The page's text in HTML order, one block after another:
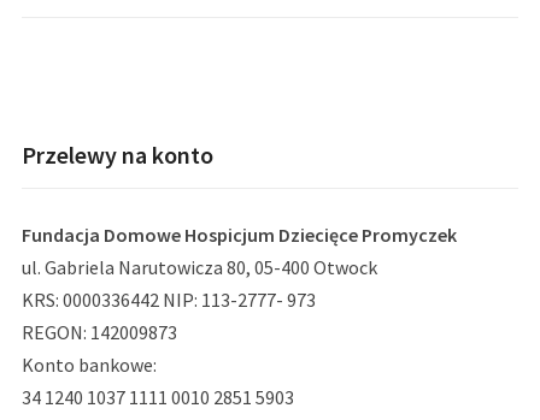
Przelewy na konto
Fundacja Domowe Hospicjum Dziecięce Promyczek
ul. Gabriela Narutowicza 80, 05-400 Otwock
KRS: 0000336442 NIP: 113-2777- 973
REGON: 142009873
Konto bankowe:
34 1240 1037 1111 0010 2851 5903